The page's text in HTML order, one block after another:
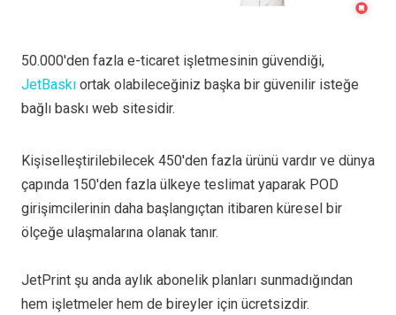
50.000'den fazla e-ticaret işletmesinin güvendiği,
JetBaskı ortak olabileceğiniz başka bir güvenilir isteğe
bağlı baskı web sitesidir.
Kişiselleştirilebilecek 450'den fazla ürünü vardır ve dünya
çapında 150'den fazla ülkeye teslimat yaparak POD
girişimcilerinin daha başlangıçtan itibaren küresel bir
ölçeğe ulaşmalarına olanak tanır.
JetPrint şu anda aylık abonelik planları sunmadığından
hem işletmeler hem de bireyler için ücretsizdir.